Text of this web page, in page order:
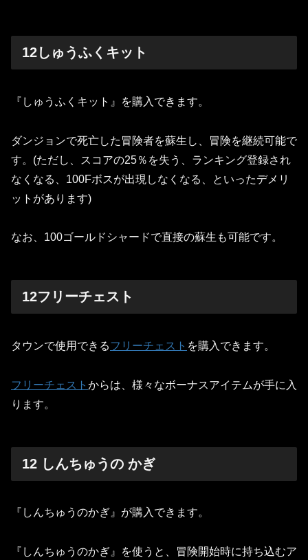
12しゅうふくキット
『しゅうふくキット』を購入できます。
ダンジョンで死亡した冒険者を蘇生し、冒険を継続可能で
す。(ただし、スコアの25％を失う、ランキング登録され
なくなる、100Fボスが出現しなくなる、といったデメリ
ットがあります)
なお、100ゴールドシャードで直接の蘇生も可能です。
12フリーチェスト
タウンで使用できるフリーチェスト を購入できます。
フリーチェスト からは、様々なボーナスアイテムが手に入
ります。
12 しんちゅうの かぎ
『しんちゅうのかぎ』が購入できます。
『しんちゅうのかぎ』を使うと、冒険開始時に持ち込むア